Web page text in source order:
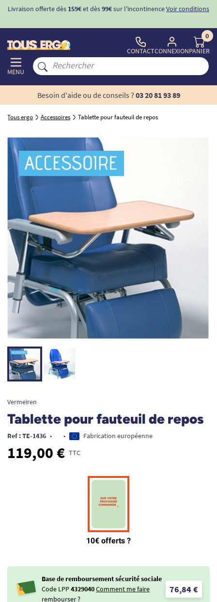
Livraison offerte dès 159€et dès99€sur l'incontinenceVoir conditions
MENU
CONTACTCONNEXION
0
PANIER
Besoin d'aide ou de conseils ? 03 20 81 93 89
Tous ergo Accessoires Tablette pour fauteuil de repos
Vermeiren
Tablette pour fauteuil de repos
Ref : TE-1436 • • Fabrication européenne
119,00 € TTC
Base de remboursement sécurité sociale
Code LPP4329040Comment me faire
rembourser ?
76,84 €